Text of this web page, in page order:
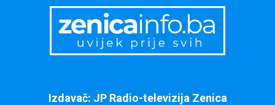
Izdavač: JP Radio-televizija Zenica